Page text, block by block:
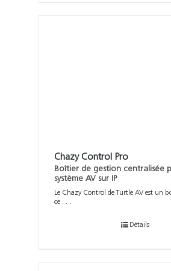
Chazy Control Pro
Boîtier de gestion centralisée
système AV sur IP
Le Chazy Control de Turtle AV est un
ce . . .
Détails